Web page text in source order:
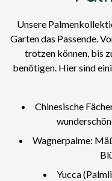
Unsere
Garten das Passende.
trotzen können, bis
benötigen. Hier sind
Chinesische
Wagnerpalme:
Yucca